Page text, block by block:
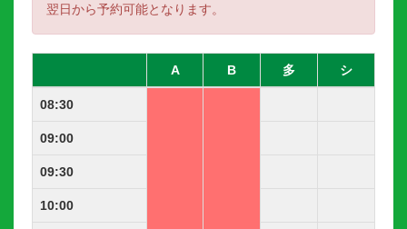
翌日から予約可能となります。
A B 多 シ
08:30
09:00
09:30
10:00